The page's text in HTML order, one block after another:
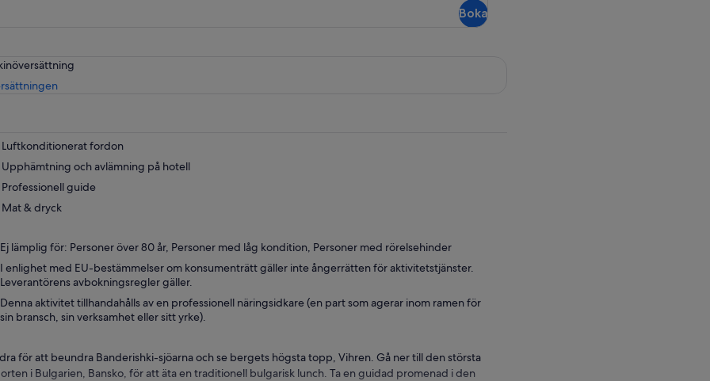
Boka
Öppnas
Luftkonditionerat fordon
Upphämtning och avlämning på hotell
Professionell guide
Mat & dryck
Ej lämplig för: Personer över 80 år, Personer med låg kondition, Personer med rörelsehinder
I enlighet med EU-bestämmelser om konsumenträtt gäller inte ångerrätten för aktivitetstjänster.
Leverantörens avbokningsregler gäller.
Denna aktivitet tillhandahålls av en professionell näringsidkare (en part som agerar inom ramen för
sin bransch, sin verksamhet eller sitt yrke).
för att beundra Banderishki-sjöarna och se bergets högsta topp, Vihren. Gå ner till den största
i Bulgarien, Bansko, för att äta en traditionell bulgarisk lunch. Ta en guidad promenad i den